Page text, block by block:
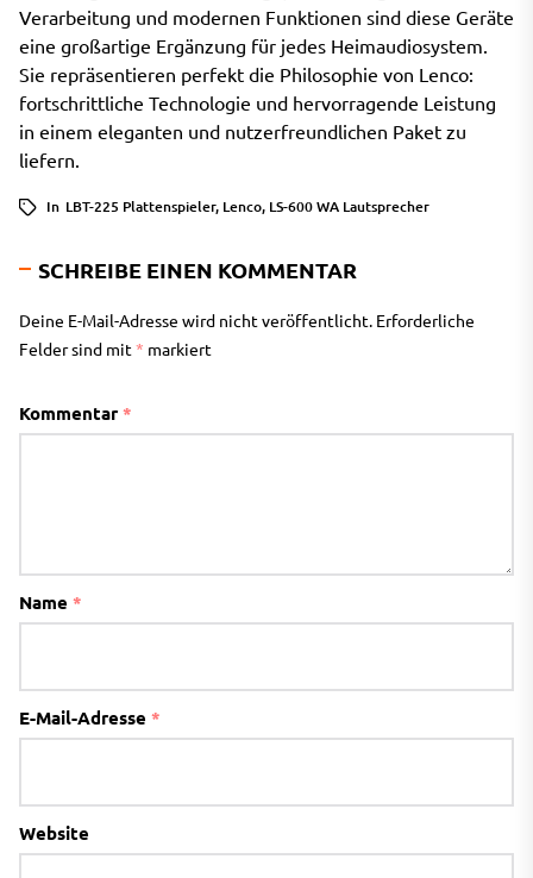
Verarbeitung und modernen Funktionen sind diese Geräte
eine großartige Ergänzung für jedes Heimaudiosystem.
Sie repräsentieren perfekt die Philosophie von Lenco:
fortschrittliche Technologie und hervorragende Leistung
in einem eleganten und nutzerfreundlichen Paket zu
liefern.
In LBT-225 Plattenspieler, Lenco, LS-600 WA Lautsprecher
SCHREIBE EINEN KOMMENTAR
Deine E-Mail-Adresse wird nicht veröffentlicht. Erforderliche
Felder sind mit* markiert
Kommentar *
Name *
E-Mail-Adresse *
Website